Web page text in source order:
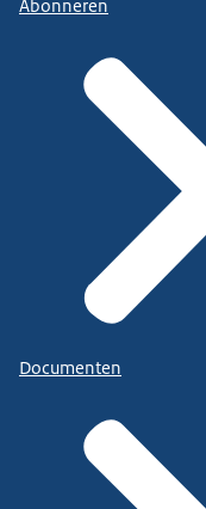
Abonneren
Documenten